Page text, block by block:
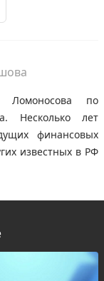
по
Несколько лет
финансовых
известных в РФ